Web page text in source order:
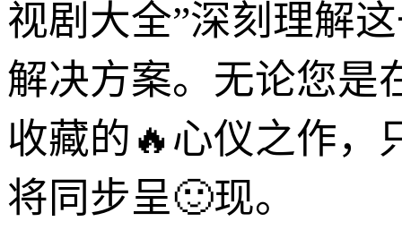
视剧大全”深刻理解
解决方案。无论您是
收藏的🔥心仪之作，
将同步呈🙂现。